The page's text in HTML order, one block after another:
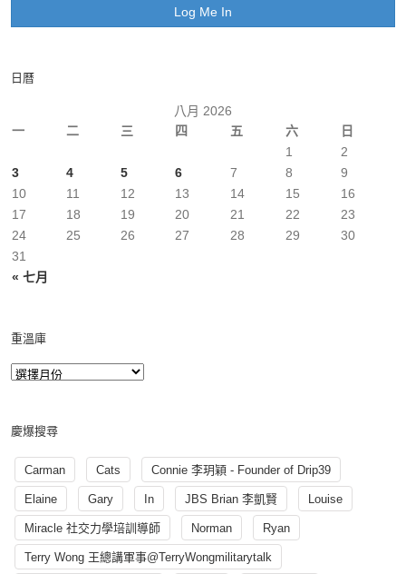
日曆
八月 2026
一
二 三 四 五 六 日
« 七月
1
2
3
4 5 6 7 8
9
10
11 12 13 14 15
16
17
18 19 20 21 22
23
24
25 26 27 28 29
30
31
重溫庫
慶爆搜尋
Carman Cats Connie 李玥穎 - Founder of Drip39
Elaine Gary In JBS Brian 李凱賢 Louise
Miracle 社交力學培訓導師 Norman Ryan
Terry Wong 王總講軍事@TerryWongmilitarytalk